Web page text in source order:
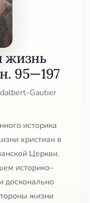
жизнь
95—197
Gautier
историка
христиан в
Церкви.
историко–
досконально
жизни